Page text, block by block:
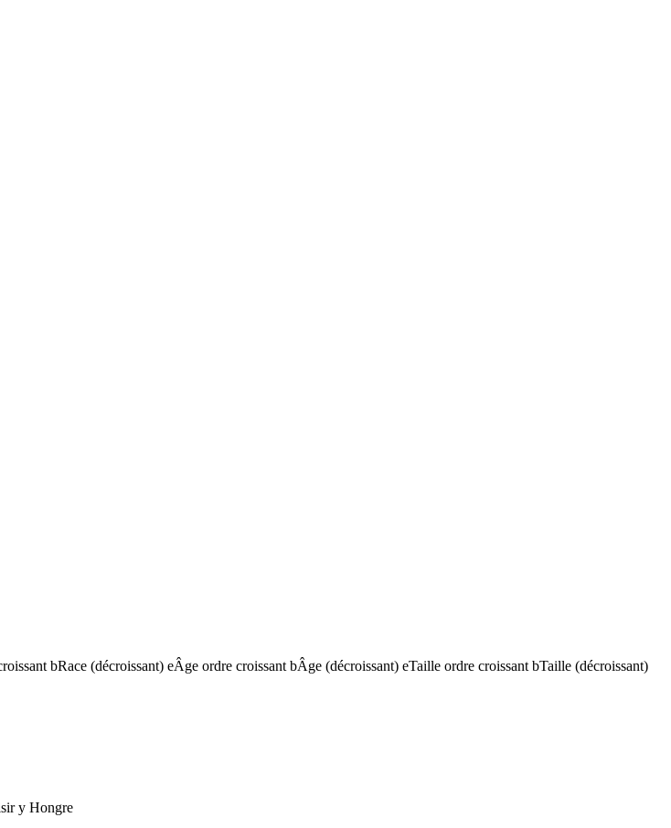
bRace (décroissant) eÂge ordre croissant bÂge (décroissant) eTaille ordre croissant bTaille (décroissant)
y Hongre